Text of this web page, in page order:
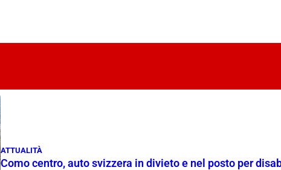
ATTUALITÀ
Como centro, auto svizzera in divieto e nel posto per